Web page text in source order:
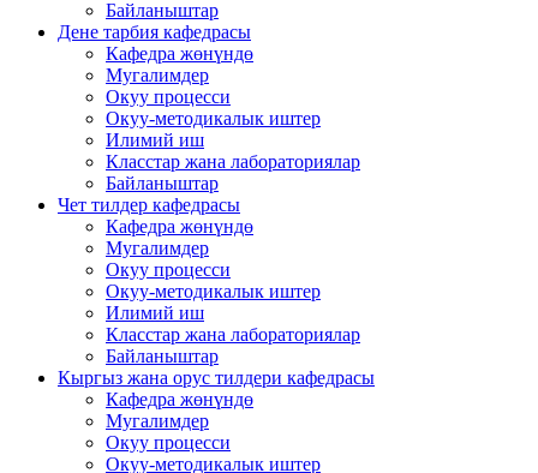
Байланыштар
Дене тарбия кафедрасы
Кафедра жөнүндө
Мугалимдер
Окуу процесси
Окуу-методикалык иштер
Илимий иш
Класстар жана лабораториялар
Байланыштар
Чет тилдер кафедрасы
Кафедра жөнүндө
Мугалимдер
Окуу процесси
Окуу-методикалык иштер
Илимий иш
Класстар жана лабораториялар
Байланыштар
Кыргыз жана орус тилдери кафедрасы
Кафедра жөнүндө
Мугалимдер
Окуу процесси
Окуу-методикалык иштер